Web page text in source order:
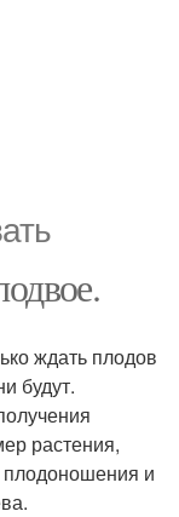
ждать плодов
будут.
растения,
плодоношения и